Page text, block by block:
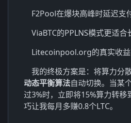
F2Pool在爆块高峰时延迟支
ViaBTC的PPLNS模式更适合
Litecoinpool.org的真实收
我的终极方案是：将算力分
动态平衡算法自动切换。当某
过3%时，立即将15%算力转移
巧让我每月多赚0.8个LTC。